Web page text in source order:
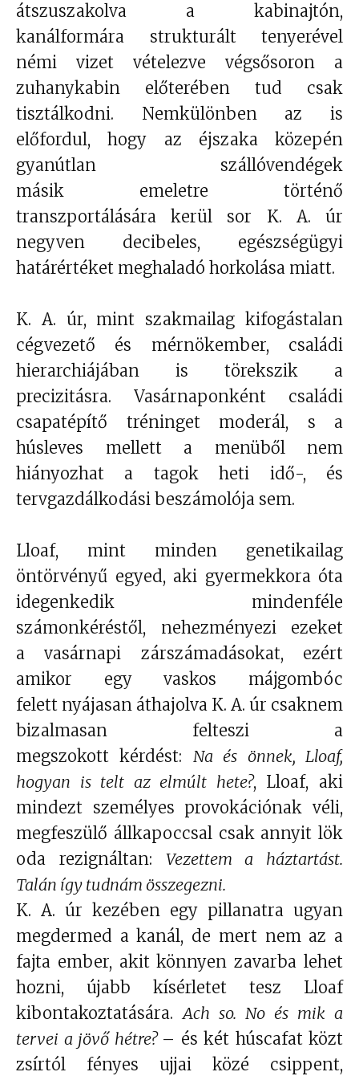
átszuszakolva a kabinajtón,
kanálformára strukturált tenyerével
némi vizet vételezve végsősoron a
zuhanykabin előterében tud csak
tisztálkodni. Nemkülönben az is
előfordul, hogy az éjszaka közepén
gyanútlan szállóvendégek
másik emeletre történő
transzportálására kerül sor K. A. úr
negyven decibeles, egészségügyi
határértéket meghaladó horkolása miatt.
K. A. úr, mint szakmailag kifogástalan
cégvezető és mérnökember, családi
hierarchiájában is törekszik a
precizitásra. Vasárnaponként családi
csapatépítő tréninget moderál, s a
húsleves mellett a menüből nem
hiányozhat a tagok heti idő-, és
tervgazdálkodási beszámolója sem.
Lloaf, mint minden genetikailag
öntörvényű egyed, aki gyermekkora óta
idegenkedik mindenféle
számonkéréstől, nehezményezi ezeket
a vasárnapi zárszámadásokat, ezért
amikor egy vaskos májgombóc
felett nyájasan áthajolva K. A. úr csaknem
bizalmasan felteszi a
megszokott kérdést: Na és önnek, Lloaf,
hogyan is telt az elmúlt hete?, Lloaf, aki
mindezt személyes provokációnak véli,
megfeszülő állkapoccsal csak annyit lök
oda rezignáltan: Vezettem a háztartást.
Talán így tudnám összegezni.
K. A. úr kezében egy pillanatra ugyan
megdermed a kanál, de mert nem az a
fajta ember, akit könnyen zavarba lehet
hozni, újabb kísérletet tesz Lloaf
kibontakoztatására.Ach so. No és mik a
tervei a jövő hétre? – és két húscafat közt
zsírtól fényes ujjai közé csippent,